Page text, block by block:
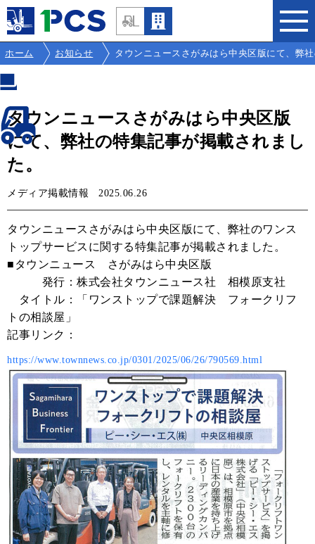
ホーム お知らせ タウンニュースさがみはら中央区版にて、弊
タウンニュースさがみはら中央区版
にて、弊社の特集記事が掲載されまし
た。
メディア掲載情報 2025.06.26
タウンニュースさがみはら中央区版にて、弊社のワンス
トップサービスに関する特集記事が掲載されました。
■タウンニュース さがみはら中央区版
発行：株式会社タウンニュース社 相模原支社
タイトル：「ワンストップで課題解決 フォークリフ
トの相談屋」
記事リンク：
https://www.townnews.co.jp/0301/2025/06/26/790569.html